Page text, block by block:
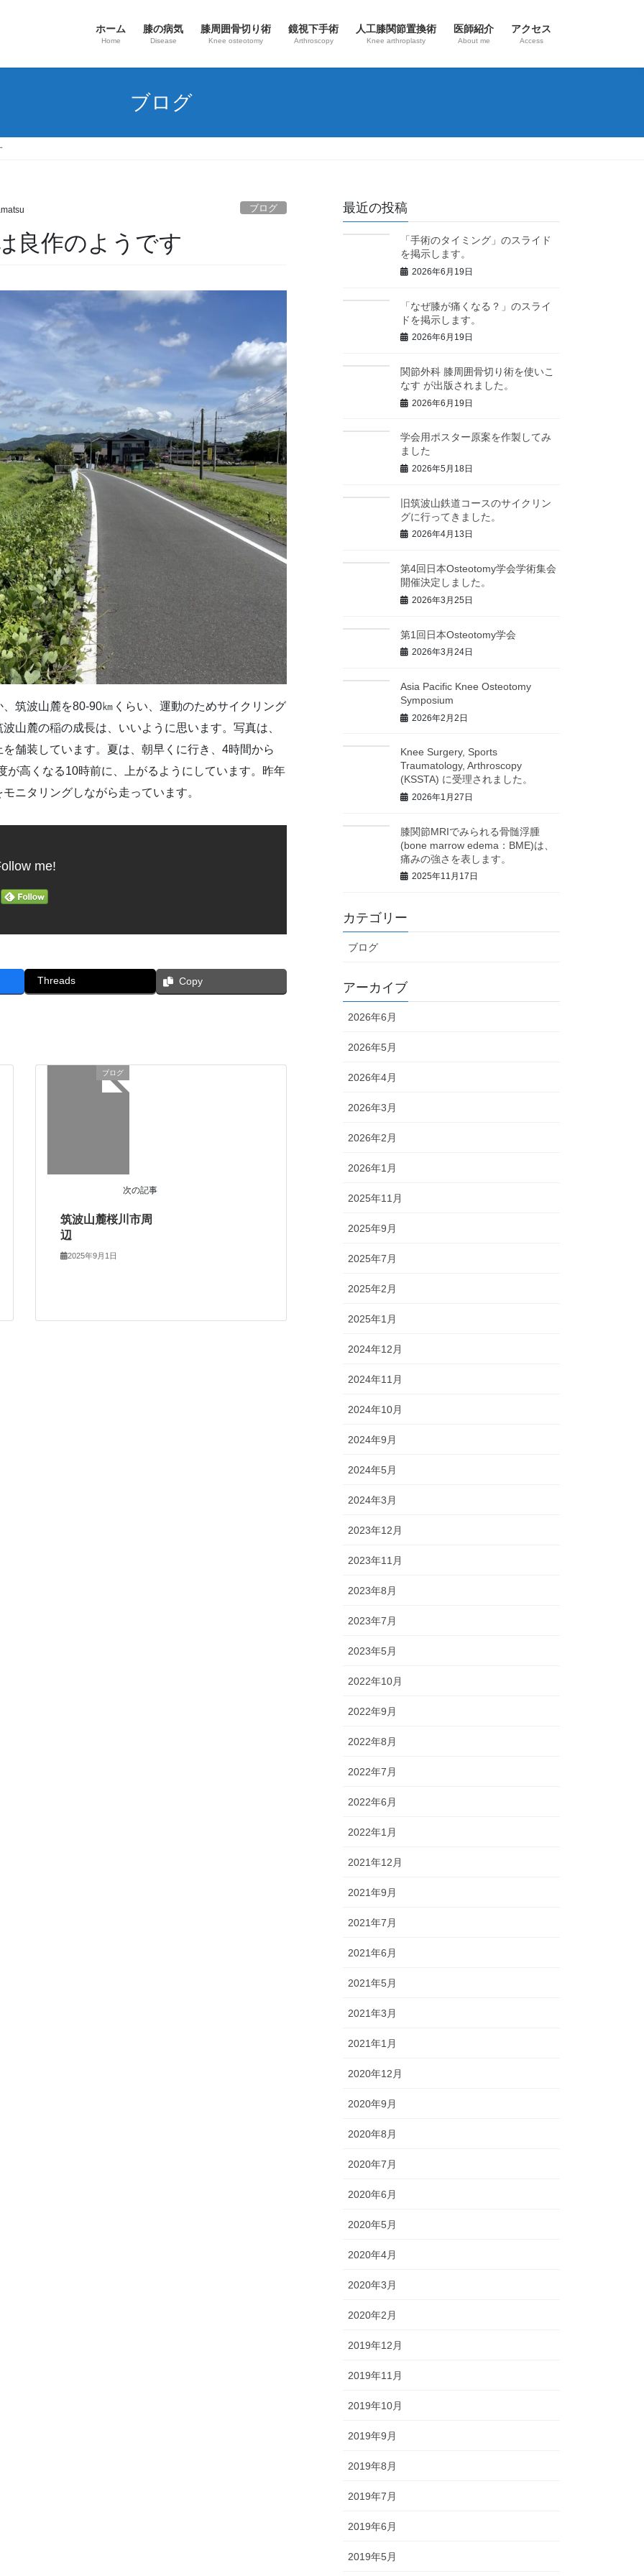
ホーム
Home
膝の病気
Disease
​膝周囲骨切り術
Knee osteotomy
鏡視下手術
Arthroscopy
人工膝関節置換術
Knee arthroplasty
医師紹介
About me
アクセス
Access
ブログ
ブログ
良作のようです
筑波山麓を80-90㎞くらい、運動のためサイクリング
山麓の稲の成長は、いいように思います。写真は、
舗装しています。夏は、朝早くに行き、4時間から
が高くなる10時前に、上がるようにしています。昨年
ニタリングしながら走っています。
me!
Threads Copy
ブログ
次の記事
筑波山麓桜川市周
辺
2025年9月1日
最近の投稿
「手術のタイミング」のスライド
を掲示します。
2026年6月19日
「なぜ膝が痛くなる？」のスライ
ドを掲示します。
2026年6月19日
関節外科 膝周囲骨切り術を使いこ
なす が出版されました。
2026年6月19日
学会用ポスター原案を作製してみ
ました
2026年5月18日
旧筑波山鉄道コースのサイクリン
グに行ってきました。
2026年4月13日
第4回日本Osteotomy学会学術集会
開催決定しました。
2026年3月25日
第1回日本Osteotomy学会
2026年3月24日
Asia Pacific Knee Osteotomy
Symposium
2026年2月2日
Knee Surgery, Sports
Traumatology, Arthroscopy
(KSSTA) に受理されました。
2026年1月27日
膝関節MRIでみられる骨髄浮腫
(bone marrow edema：BME)は、
痛みの強さを表します。
2025年11月17日
カテゴリー
ブログ
アーカイブ
2026年6月
2026年5月
2026年4月
2026年3月
2026年2月
2026年1月
2025年11月
2025年9月
2025年7月
2025年2月
2025年1月
2024年12月
2024年11月
2024年10月
2024年9月
2024年5月
2024年3月
2023年12月
2023年11月
2023年8月
2023年7月
2023年5月
2022年10月
2022年9月
2022年8月
2022年7月
2022年6月
2022年1月
2021年12月
2021年9月
2021年7月
2021年6月
2021年5月
2021年3月
2021年1月
2020年12月
2020年9月
2020年8月
2020年7月
2020年6月
2020年5月
2020年4月
2020年3月
2020年2月
2019年12月
2019年11月
2019年10月
2019年9月
2019年8月
2019年7月
2019年6月
2019年5月